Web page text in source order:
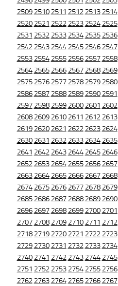
2509 2510 2511 2512 2513 2514
2520 2521 2522 2523 2524 2525
2531 2532 2533 2534 2535 2536
2542 2543 2544 2545 2546 2547
2553 2554 2555 2556 2557 2558
2564 2565 2566 2567 2568 2569
2575 2576 2577 2578 2579 2580
2586 2587 2588 2589 2590 2591
2597 2598 2599 2600 2601 2602
2608 2609 2610 2611 2612 2613
2619 2620 2621 2622 2623 2624
2630 2631 2632 2633 2634 2635
2641 2642 2643 2644 2645 2646
2652 2653 2654 2655 2656 2657
2663 2664 2665 2666 2667 2668
2674 2675 2676 2677 2678 2679
2685 2686 2687 2688 2689 2690
2696 2697 2698 2699 2700 2701
2707 2708 2709 2710 2711 2712
2718 2719 2720 2721 2722 2723
2729 2730 2731 2732 2733 2734
2740 2741 2742 2743 2744 2745
2751 2752 2753 2754 2755 2756
2762 2763 2764 2765 2766 2767